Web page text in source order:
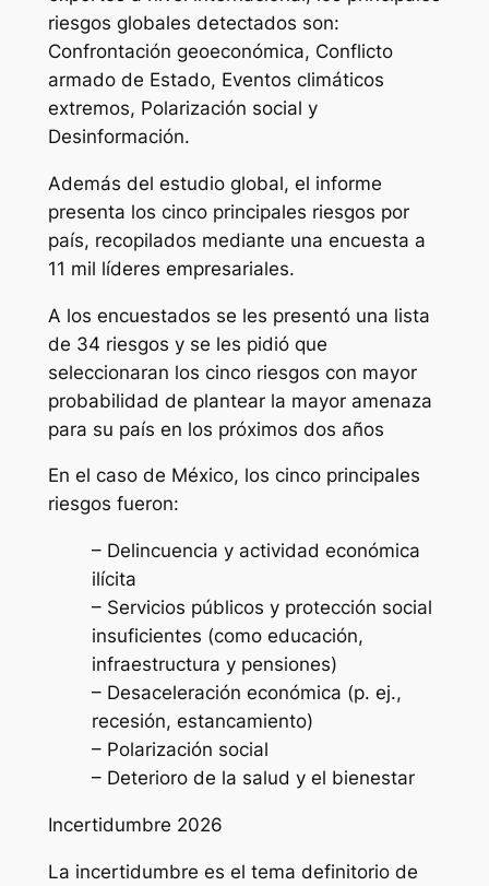
riesgos globales detectados son:
Confrontación geoeconómica, Conflicto
armado de Estado, Eventos climáticos
extremos, Polarización social y
Desinformación.
Además del estudio global, el informe
presenta los cinco principales riesgos por
país, recopilados mediante una encuesta a
11 mil líderes empresariales.
A los encuestados se les presentó una lista
de 34 riesgos y se les pidió que
seleccionaran los cinco riesgos con mayor
probabilidad de plantear la mayor amenaza
para su país en los próximos dos años
En el caso de México, los cinco principales
riesgos fueron:
– Delincuencia y actividad económica
ilícita
– Servicios públicos y protección social
insuficientes (como educación,
infraestructura y pensiones)
– Desaceleración económica (p. ej.,
recesión, estancamiento)
– Polarización social
– Deterioro de la salud y el bienestar
Incertidumbre 2026
La incertidumbre es el tema definitorio de